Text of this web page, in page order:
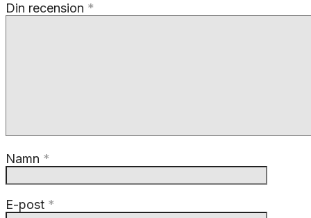
Din recension *
Namn *
E-post *